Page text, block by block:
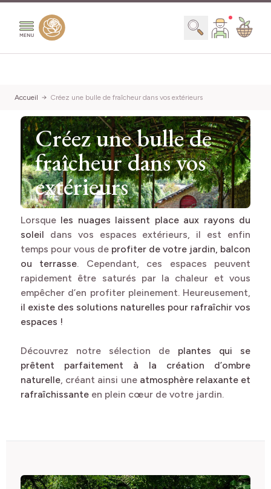
Chercher
Accueil Créez une bulle de fraîcheur dans vos extérieurs
Créez une bulle de
fraîcheur dans vos
extérieurs
Lorsque les nuages laissent place aux rayons du
soleil dans vos espaces extérieurs, il est enfin
temps pour vous de profiter de votre jardin, balcon
ou terrasse. Cependant, ces espaces peuvent
rapidement être saturés par la chaleur et vous
empêcher d’en profiter pleinement. Heureusement,
il existe des solutions naturelles pour rafraîchir vos
espaces !
Découvrez notre sélection de plantes qui se
prêtent parfaitement à la création d’ombre
naturelle, créant ainsi une atmosphère relaxante et
rafraîchissante en plein cœur de votre jardin.